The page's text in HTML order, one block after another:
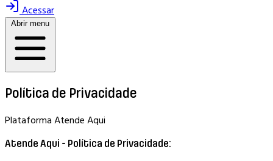
Acessar
Abrir menu
Política de Privacidade
Plataforma Atende Aqui
Atende Aqui - Política de Privacidade: